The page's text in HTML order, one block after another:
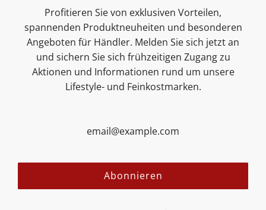
Unsere Marken
Merchandise
Blog
Suchen
Kontakt
Cookie Einstellungen
Versandbedingungen
Folgen Sie uns:
Profitieren Sie von exklusiven Vorteilen,
spannenden Produktneuheiten und besonderen
Angeboten für Händler. Melden Sie sich jetzt an
und sichern Sie sich frühzeitigen Zugang zu
Aktionen und Informationen rund um unsere
Lifestyle- und Feinkostmarken.
Abonnieren